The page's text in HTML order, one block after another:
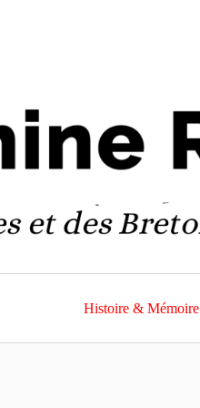
Histoire & Mémoire